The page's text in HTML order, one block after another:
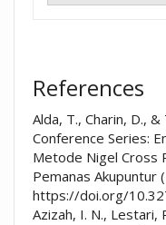
References
Alda, T., Charin, D.,
Conference Series:
Metode Nigel Cross
Pemanas Akupuntur
https://doi.org/
Azizah, I. N., Lestari,